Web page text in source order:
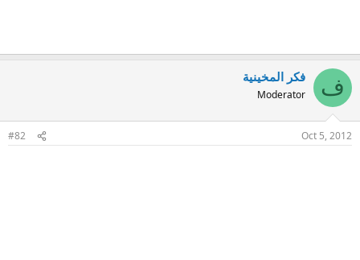
ف فكر المخينية
Moderator
Oct 5, 2012
#82